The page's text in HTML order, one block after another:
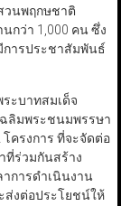
วนพฤกษชาติ
กว่า 1,000 คน ซึ่ง
การประชาสัมพันธ์
ะบาทสมเด็จ
ฉลิมพระชนมพรรษา
โครงการ ที่จะจัดต่อ
ที่ร่วมกันสร้าง
าการดำเนินงาน
ส่งต่อประโยชน์ให้